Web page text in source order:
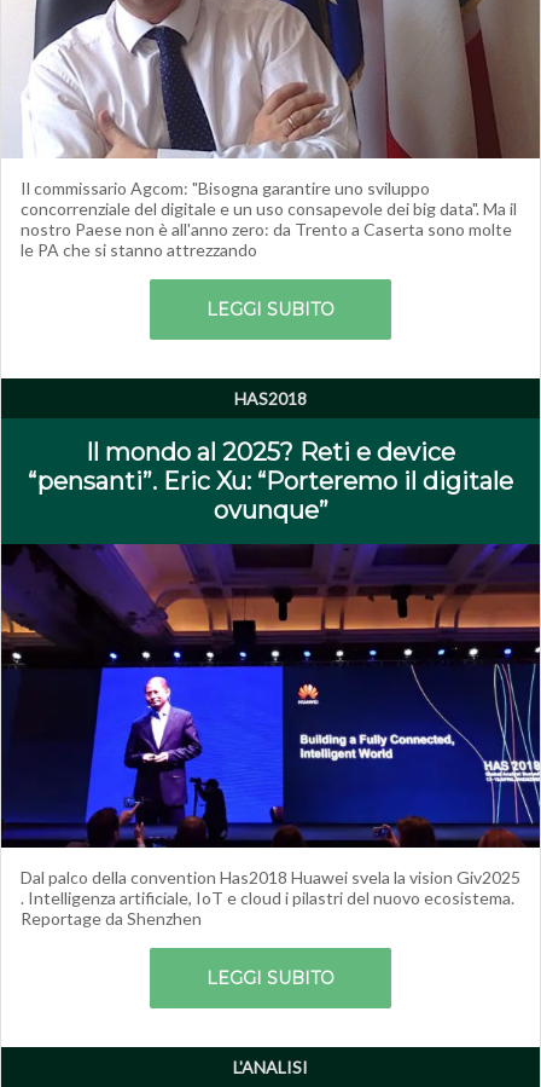
Il commissario Agcom: "Bisogna garantire uno sviluppo
concorrenziale del digitale e un uso consapevole dei big data". Ma il
nostro Paese non è all'anno zero: da Trento a Caserta sono molte
le PA che si stanno attrezzando
LEGGI SUBITO
HAS2018
Il mondo al 2025? Reti e device
“pensanti”. Eric Xu: “Porteremo il digitale
ovunque”
Dal palco della convention Has2018 Huawei svela la vision Giv2025
. Intelligenza artificiale, IoT e cloud i pilastri del nuovo ecosistema.
Reportage da Shenzhen
LEGGI SUBITO
L'ANALISI